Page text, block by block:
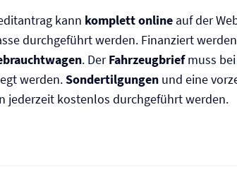
kann komplett online auf der
durchgeführt werden. Finanziert
. DerFahrzeugbriefmuss
werden.Sondertilgungen und eine
jederzeit kostenlos durchgeführt werden.